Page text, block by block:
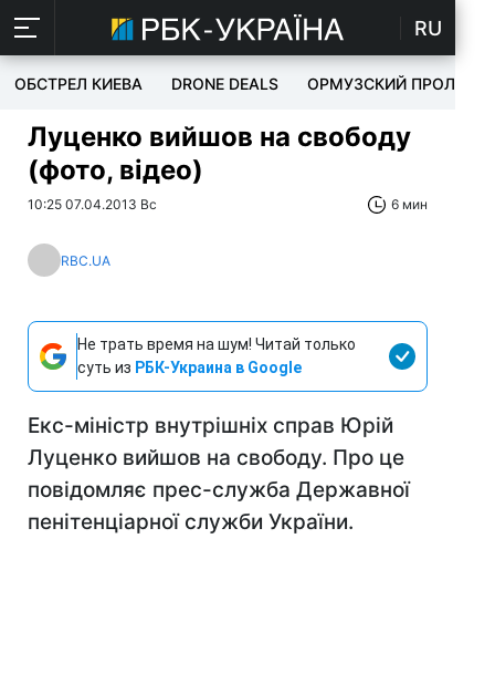
RU
ОБСТРЕЛ КИЕВА DRONE DEALS ОРМУЗСКИЙ ПРОЛИВ
Луценко вийшов на свободу
(фото, відео)
10:25 07.04.2013 Вс 6 мин
RBC.UA
Не трать время на шум! Читай только
суть из РБК-Украина в Google
Екс-міністр внутрішніх справ Юрій
Луценко вийшов на свободу. Про це
повідомляє прес-служба Державної
пенітенціарної служби України.